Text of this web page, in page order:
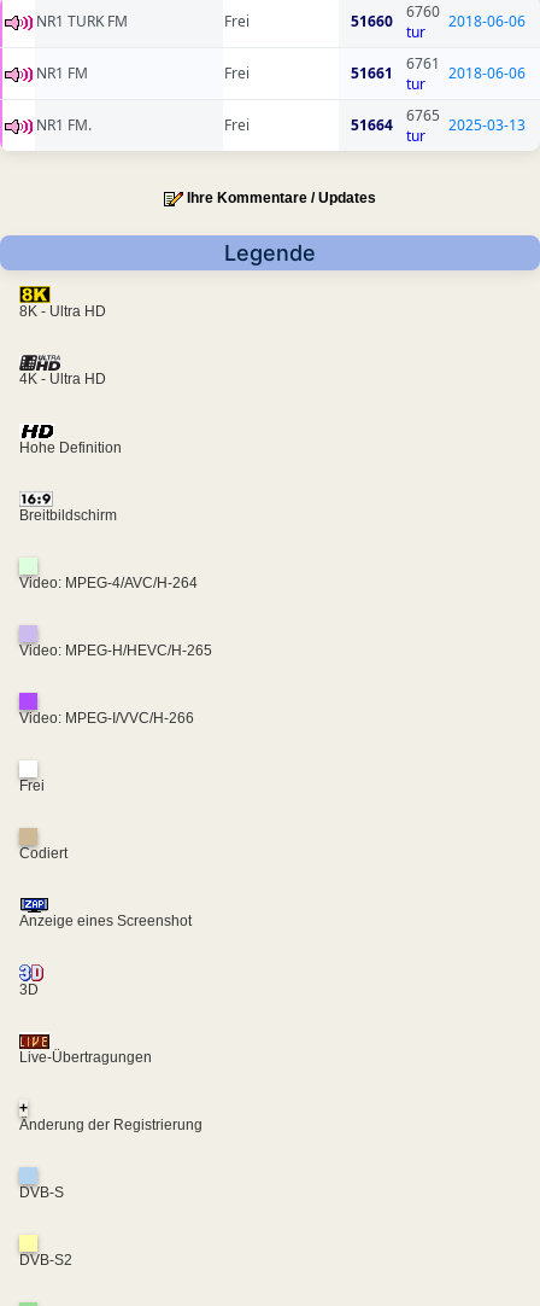
NR1 TURK FM Frei 51660
6760
tur
2018-06-06
NR1 FM Frei 51661
6761
tur
2018-06-06
NR1 FM. Frei 51664
6765
tur
2025-03-13
Ihre Kommentare / Updates
Legende
8K - Ultra HD
4K - Ultra HD
Hohe Definition
Breitbildschirm
Video: MPEG-4/AVC/H-264
Video: MPEG-H/HEVC/H-265
Video: MPEG-I/VVC/H-266
Frei
Codiert
Anzeige eines Screenshot
3D
Live-Übertragungen
+
Änderung der Registrierung
DVB-S
DVB-S2